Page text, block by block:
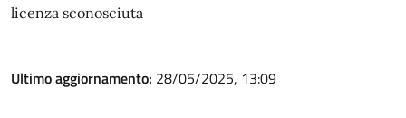
licenza sconosciuta
Ultimo aggiornamento: 28/05/2025, 13:09